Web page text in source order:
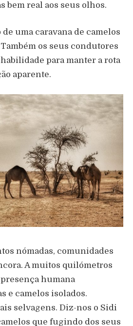
bem real aos seus olhos.
uma caravana de camelos
os seus condutores
para manter a rota
aparente.
nómadas, comunidades
A muitos quilómetros
humana
e camelos isolados.
selvagens. Diz-nos o Sidi
que fugindo dos seus